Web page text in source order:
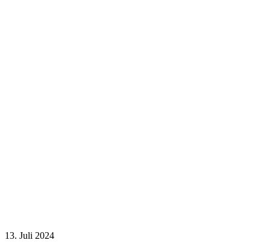
13. Juli 2024